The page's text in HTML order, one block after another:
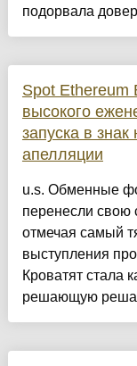
подорвала
Spot Ethereum
высокого
запуска в знак
апелляции
u.s. Обменные
перенесли свою
отмечая самый
выступления
Кроватят стала
решающую